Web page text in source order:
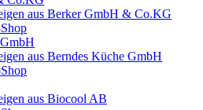
aus Berker GmbH & Co.KG
aus Berndes Küche GmbH
aus Biocool AB